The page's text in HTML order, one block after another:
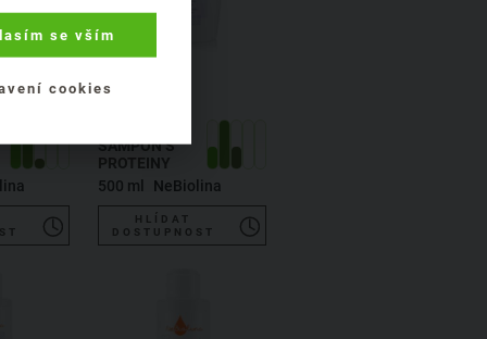
ŠAMPON S
PROTEINY
500 ml
NeBiolina
HLÍDAT
DOSTUPNOST
se vším
cookies